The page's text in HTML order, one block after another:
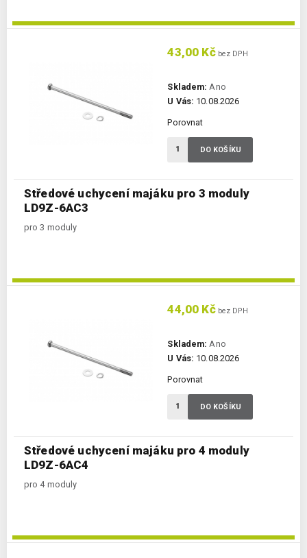
Středové uchycení majáku pro 3 moduly
LD9Z-6AC3
pro 3 moduly
43,00 Kčbez DPH
Skladem: Ano
U Vás: 10.08.2026
Porovnat
DO KOŠÍKU
Středové uchycení majáku pro 4 moduly
LD9Z-6AC4
pro 4 moduly
44,00 Kčbez DPH
Skladem: Ano
U Vás: 10.08.2026
Porovnat
DO KOŠÍKU